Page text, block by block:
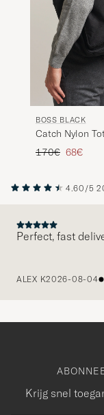
BOSS BLACK
Catch Nylon
Reguliere prijs
170€ Verlaagd
68€
4.60/5
Perfect, fast
ALEX K2026-08-04
Krijg snel